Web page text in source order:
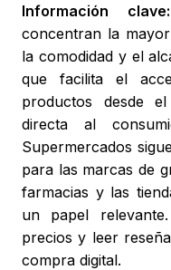
Información clave:
concentran la
la comodidad y el
que facilita el
productos desde
directa al
Supermercados
para las marcas de
farmacias y las
un papel
precios y leer
compra digital.